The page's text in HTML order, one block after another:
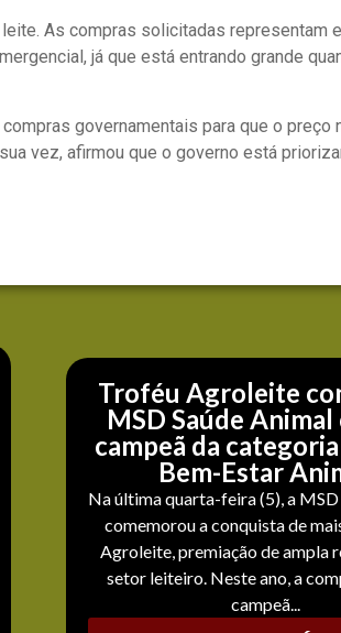
As compras solicitadas representam
já que está entrando grande
governamentais para que o preço
vez, afirmou que o governo está
Troféu Agroleite
MSD Saúde Animal
campeã da
Bem-Estar
Na última quarta-feira (5), a MSD
comemorou a conquista de
Agroleite, premiação de ampla
setor leiteiro. Neste ano, a
campeã...